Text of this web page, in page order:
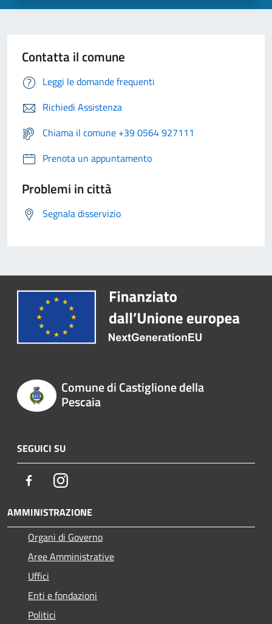
Contatta il comune
Leggi le domande frequenti
Richiedi Assistenza
Chiama il comune +39 0564 927111
Prenota un appuntamento
Problemi in città
Segnala disservizio
Comune di Castiglione della
Pescaia
SEGUICI SU
FacebookInstagram
AMMINISTRAZIONE
Organi di Governo
Aree Amministrative
Uffici
Enti e fondazioni
Politici